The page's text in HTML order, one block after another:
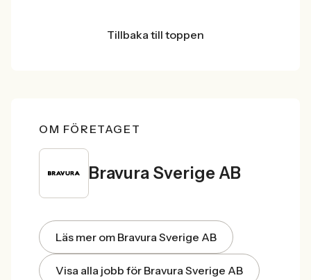
Tillbaka till toppen
OM FÖRETAGET
Bravura Sverige AB
Läs mer om Bravura Sverige AB
Visa alla jobb för Bravura Sverige AB